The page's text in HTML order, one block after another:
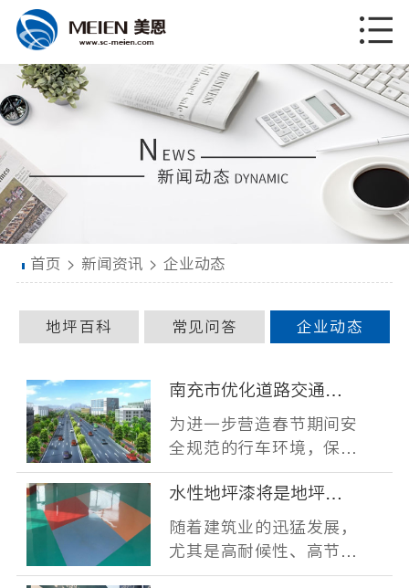
首页 > 新闻资讯 > 企业动态
地坪百科 常见问答 企业动态
南充市优化道路交通标
线 施划道路交通标线3.5
万平方米
为进一步营造春节期间安
全规范的行车环境，保障
群众假期出行安全，日
前，交管部门正积
水性地坪漆将是地坪涂
随着建筑业的迅猛发展，
尤其是高耐候性、高节能
性建筑涂料的推广应用，